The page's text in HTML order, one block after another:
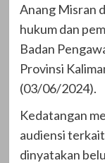
Anang Misran
hukum dan
Badan
Provinsi
(03/06/2024).
Kedatangan
audiensi
dinyatakan